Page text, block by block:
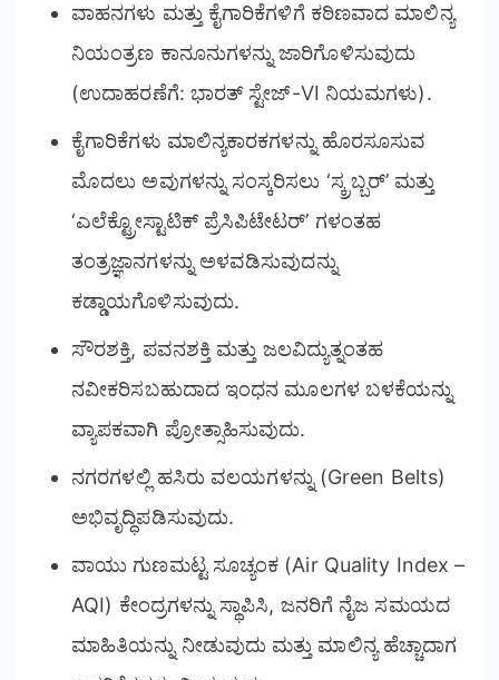
ವಾಹನಗಳು ಮತ್ತು ಕೈಗಾರಿಕೆಗಳಿಗೆ ಕಠಿಣವಾದ ಮಾಲಿನ್ಯ
ನಿಯಂತ್ರಣ ಕಾನೂನುಗಳನ್ನು ಜಾರಿಗೊಳಿಸುವುದು
(ಉದಾಹರಣೆಗೆ: ಭಾರತ್ ಸ್ಟೇಜ್-VI ನಿಯಮಗಳು).
ಕೈಗಾರಿಕೆಗಳು ಮಾಲಿನ್ಯಕಾರಕಗಳನ್ನು ಹೊರಸೂಸುವ
ಮೊದಲು ಅವುಗಳನ್ನು ಸಂಸ್ಕರಿಸಲು ‘ಸ್ಕ್ರಬ್ಬರ್’ ಮತ್ತು
‘ಎಲೆಕ್ಟ್ರೋಸ್ಟಾಟಿಕ್ ಪ್ರೆಸಿಪಿಟೇಟರ್’ ಗಳಂತಹ
ತಂತ್ರಜ್ಞಾನಗಳನ್ನು ಅಳವಡಿಸುವುದನ್ನು
ಕಡ್ಡಾಯಗೊಳಿಸುವುದು.
ಸೌರಶಕ್ತಿ, ಪವನಶಕ್ತಿ ಮತ್ತು ಜಲವಿದ್ಯುತ್ನಂತಹ
ನವೀಕರಿಸಬಹುದಾದ ಇಂಧನ ಮೂಲಗಳ ಬಳಕೆಯನ್ನು
ವ್ಯಾಪಕವಾಗಿ ಪ್ರೋತ್ಸಾಹಿಸುವುದು.
ನಗರಗಳಲ್ಲಿ ಹಸಿರು ವಲಯಗಳನ್ನು (Green Belts)
ಅಭಿವೃದ್ಧಿಪಡಿಸುವುದು.
ವಾಯು ಗುಣಮಟ್ಟ ಸೂಚ್ಯಂಕ (Air Quality Index –
AQI) ಕೇಂದ್ರಗಳನ್ನು ಸ್ಥಾಪಿಸಿ, ಜನರಿಗೆ ನೈಜ ಸಮಯದ
ಮಾಹಿತಿಯನ್ನು ನೀಡುವುದು ಮತ್ತು ಮಾಲಿನ್ಯ ಹೆಚ್ಚಾದಾಗ